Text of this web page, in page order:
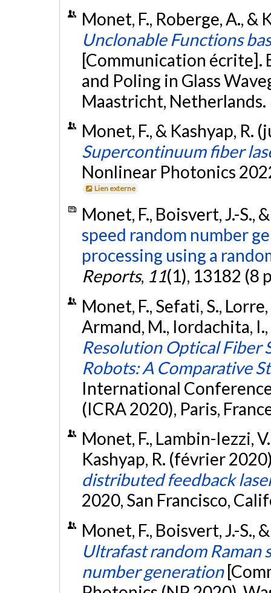
Monet, F., Roberge, A.,
Unclonable Functions
[Communication écrite].
and Poling in Glass
Maastricht, Netherlands.
Monet, F., & Kashyap, R.
Supercontinuum fiber
Nonlinear Photonics
Lien externe
Monet, F., Boisvert, J.-S.,
speed random number
processing using a
Reports, 11(1), 13182 (8
Monet, F., Sefati, S.,
Armand, M., Iordachita,
Resolution Optical Fiber
Robots: A Comparative
International
(ICRA 2020), Paris,
Monet, F., Lambin-Iezzi,
Kashyap, R. (février
distributed feedback
2020, San Francisco,
Monet, F., Boisvert, J.-S.,
Ultrafast random Raman
number generation